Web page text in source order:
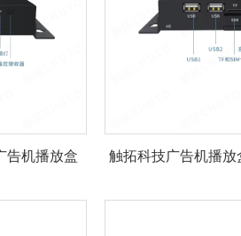
告机播放盒 触拓科技广告机播